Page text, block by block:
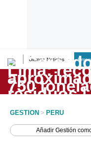
Últimas Noticias
Lo último
Peru Quiosco
GESTION > PERU
AñadirGestión